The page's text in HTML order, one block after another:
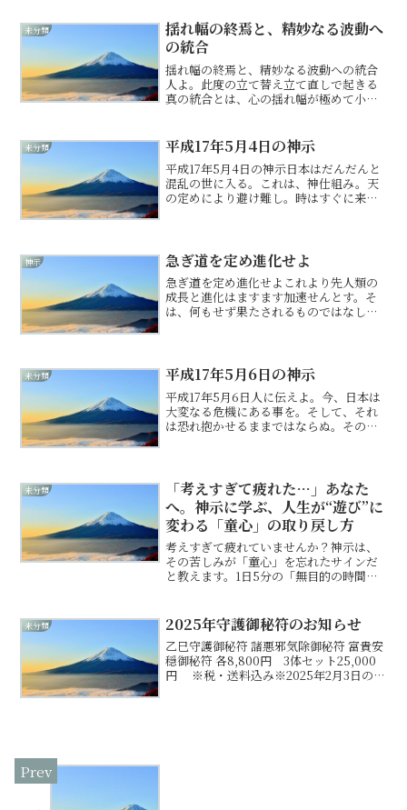
未分類
揺れ幅の終焉と、精妙なる波動へ
の統合
揺れ幅の終焉と、精妙なる波動への統合
人よ。此度の立て替え立て直しで起きる
真の統合とは、心の揺れ幅が極めて小さ
来事に一喜一憂し、感情の振り子を激し
く揺らして生きることを、...
未分類 平成17年5月4日の神示
平成17年5月4日の神示日本はだんだんと
混乱の世に入る。これは、神仕組み。天
の定めにより避け難し。時はすぐに来た
これは大変な事だと準...
神示 急ぎ道を定め進化せよ
急ぎ道を定め進化せよこれより先人類の
成長と進化はますます加速せんとす。そ
は、何もせず果たされるものではなし。
むこととならん。なれば、...
未分類 平成17年5月6日の神示
平成17年5月6日人に伝えよ。今、日本は
大変なる危機にある事を。そして、それ
は恐れ抱かせるままではならぬ。その為
に気づき、そして、気づ...
未分類
「考えすぎて疲れた…」あなた
へ。神示に学ぶ、人生が“遊び”に
変わる「童心」の取り戻し方
考えすぎて疲れていませんか？神示は、
その苦しみが「童心」を忘れたサインだ
と教えます。1日5分の「無目的の時間」
未分類 2025年守護御秘符のお知らせ
乙巳守護御秘符 諸悪邪気除御秘符 富貴安
穏御秘符 各8,800円 3体セット25,000
円 ※税・送料込み※2025年2月3日の立